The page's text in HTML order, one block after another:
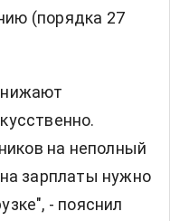
(порядка 27
на неполный
зарплаты нужно
- пояснил